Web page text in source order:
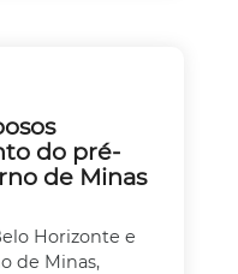
do pré-
de Minas
Horizonte e
de Minas,